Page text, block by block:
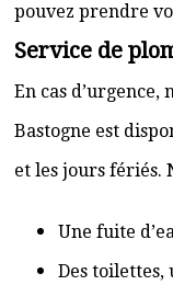
pouvez prendre
Service de
En cas
Bastogne est
et les jours fériés.
Une fuite
Des toilettes,